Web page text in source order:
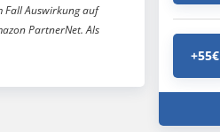
Fall Auswirkung auf
PartnerNet. Als
+55€